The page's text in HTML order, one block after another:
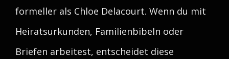
formeller als Chloe Delacourt. Wenn du mit
Heiratsurkunden, Familienbibeln oder
Briefen arbeitest, entscheidet diese